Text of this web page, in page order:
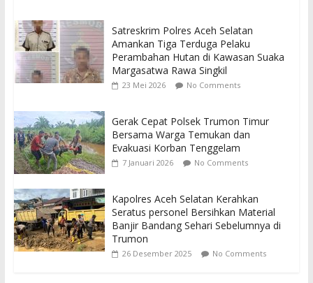
Satreskrim Polres Aceh Selatan
Amankan Tiga Terduga Pelaku
Perambahan Hutan di Kawasan Suaka
Margasatwa Rawa Singkil
23 Mei 2026 No Comments
Gerak Cepat Polsek Trumon Timur
Bersama Warga Temukan dan
Evakuasi Korban Tenggelam
7 Januari 2026 No Comments
Kapolres Aceh Selatan Kerahkan
Seratus personel Bersihkan Material
Banjir Bandang Sehari Sebelumnya di
Trumon
26 Desember 2025 No Comments